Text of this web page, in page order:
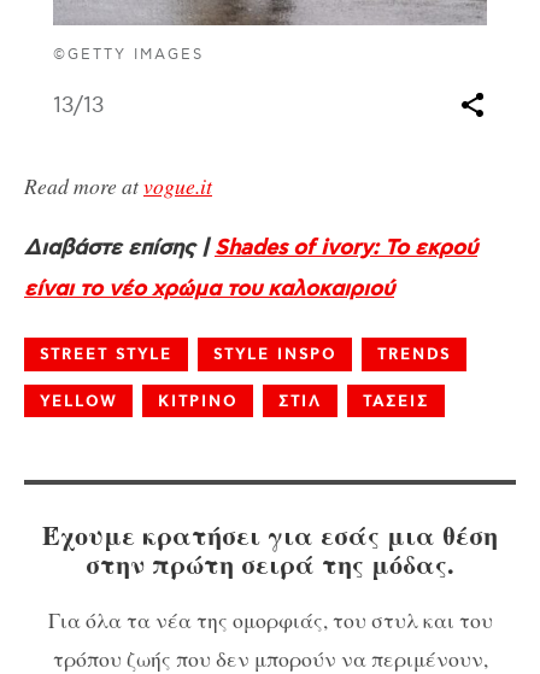
©GETTY IMAGES
13/13
Read more atvogue.it
Διαβάστε επίσης |Shades of ivory: Το εκρού
είναι το νέο χρώμα του καλοκαιριού
STREET STYLE STYLE INSPO TRENDS
YELLOW ΚΙΤΡΙΝΟ ΣΤΙΛ ΤΑΣΕΙΣ
Έχουμε κρατήσει για εσάς μια θέση
στην πρώτη σειρά της μόδας.
Για όλα τα νέα της ομορφιάς, του στυλ και του
τρόπου ζωής που δεν μπορούν να περιμένουν,